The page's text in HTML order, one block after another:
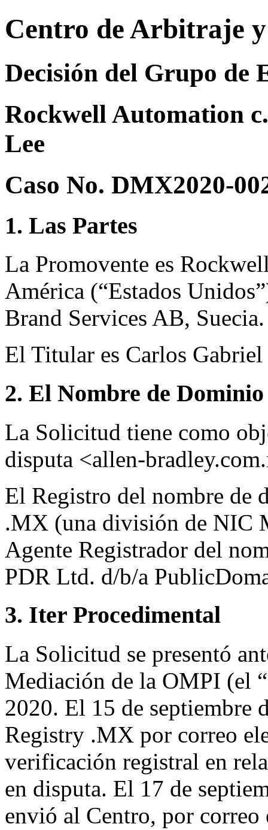
Centro de Arbitraje
Decisión del Grupo de
Rockwell Automation
Lee
Caso No. DMX2020-
1. Las Partes
La Promovente es
América (“Estados
Brand Services AB, Suecia.
El Titular es Carlos
2. El Nombre de
La Solicitud tiene como
disputa <allen-
El Registro del nombre de
.MX (una división de NIC
Agente Registrador del
PDR Ltd. d/b/a
3. Iter Procedimental
La Solicitud se presentó
Mediación de la OMPI (el
2020. El 15 de septiembre
Registry .MX por correo
verificación registral en
en disputa. El 17 de
envió al Centro, por correo